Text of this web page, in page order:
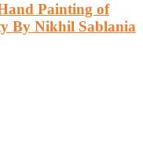
Painting of
By Nikhil Sablania